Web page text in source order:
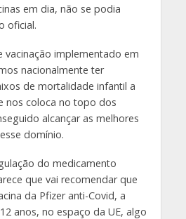
em dia, não se podia
oficial.
vacinação implementado em
nacionalmente ter
de mortalidade infantil a
nos coloca no topo dos
alcançar as melhores
domínio.
do medicamento
que vai recomendar que
da Pfizer anti-Covid, a
anos, no espaço da UE, algo